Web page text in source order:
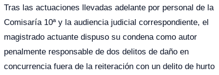
Tras las actuaciones llevadas adelante por personal de la
Comisaría 10ª y la audiencia judicial correspondiente, el
magistrado actuante dispuso su condena como autor
penalmente responsable de dos delitos de daño en
concurrencia fuera de la reiteración con un delito de hurto